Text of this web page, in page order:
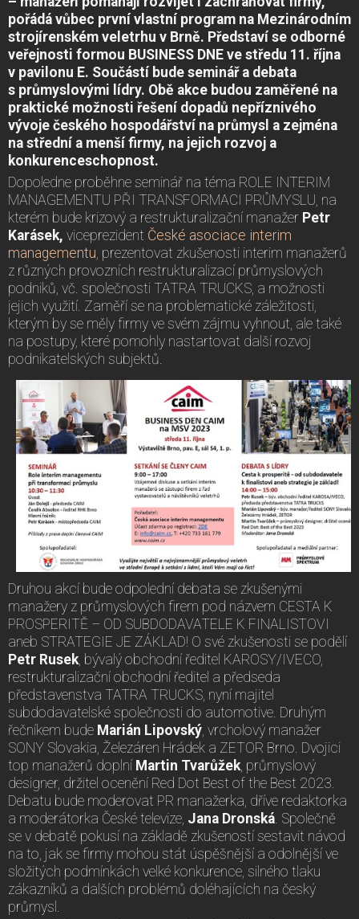
pořádá vůbec první vlastní program na Mezinárodním
strojírenském veletrhu v Brně. Představí se odborné
veřejnosti formou BUSINESS DNE ve středu 11. října
v pavilonu E. Součástí bude seminář a debata
s průmyslovými lídry. Obě akce budou zaměřené na
praktické možnosti řešení dopadů nepříznivého
vývoje českého hospodářství na průmysl a zejména
na střední a menší firmy, na jejich rozvoj a
konkurenceschopnost.
Dopoledne proběhne seminář na téma ROLE INTERIM
MANAGEMENTU PŘI TRANSFORMACI PRŮMYSLU, na
kterém bude krizový a restrukturalizační manažer Petr
Karásek, viceprezident České asociace interim
managementu , prezentovat zkušenosti interim manažerů
z různých provozních restrukturalizací průmyslových
podniků, vč. společnosti TATRA TRUCKS, a možnosti
jejich využití. Zaměří se na problematické záležitosti,
kterým by se měly firmy ve svém zájmu vyhnout, ale také
na postupy, které pomohly nastartovat další rozvoj
podnikatelských subjektů.
Druhou akcí bude odpolední debata se zkušenými
manažery z průmyslových firem pod názvem CESTA K
PROSPERITĚ – OD SUBDODAVATELE K FINALISTOVI
aneb STRATEGIE JE ZÁKLAD! O své zkušenosti se podělí
Petr Rusek , bývalý obchodní ředitel KAROSY/IVECO,
restrukturalizační obchodní ředitel a předseda
představenstva TATRA TRUCKS, nyní majitel
subdodavatelské společnosti do automotive. Druhým
řečníkem bude Marián Lipovský , vrcholový manažer
SONY Slovakia, Železáren Hrádek a ZETOR Brno. Dvojici
top manažerů doplní Martin Tvarůžek , průmyslový
designer, držitel ocenění Red Dot Best of the Best 2023.
Debatu bude moderovat PR manažerka, dříve redaktorka
a moderátorka České televize, Jana Dronská . Společně
se v debatě pokusí na základě zkušeností sestavit návod
na to, jak se firmy mohou stát úspěšnější a odolnější ve
složitých podmínkách velké konkurence, silného tlaku
zákazníků a dalších problémů doléhajících na český
průmysl.